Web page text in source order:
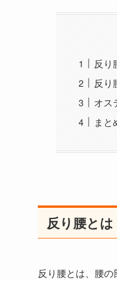
反り
反り
オス
まと
反り腰とは
反り腰とは、腰